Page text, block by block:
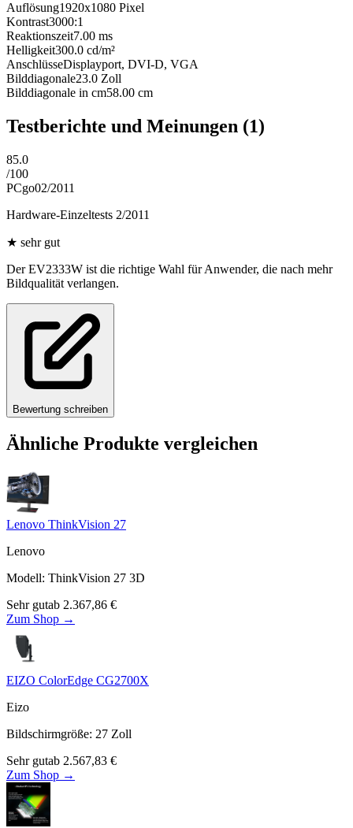
Auflösung1920x1080 Pixel
Kontrast3000:1
Reaktionszeit7.00 ms
Helligkeit300.0 cd/m²
AnschlüsseDisplayport, DVI-D, VGA
Bilddiagonale23.0 Zoll
Bilddiagonale in cm58.00 cm
Testberichte und Meinungen (1)
85.0
/100
PCgo02/2011
Hardware-Einzeltests 2/2011
★ sehr gut
Der EV2333W ist die richtige Wahl für Anwender, die nach mehr
Bildqualität verlangen.
Bewertung schreiben
Ähnliche Produkte vergleichen
Lenovo ThinkVision 27
Lenovo
Modell: ThinkVision 27 3D
Sehr gutab 2.367,86 €
Zum Shop →
EIZO ColorEdge CG2700X
Eizo
Bildschirmgröße: 27 Zoll
Sehr gutab 2.567,83 €
Zum Shop →